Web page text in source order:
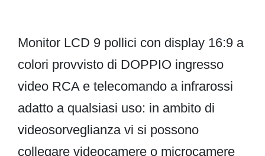
Monitor LCD 9 pollici con display 16:9 a
colori provvisto di DOPPIO ingresso
video RCA e telecomando a infrarossi
adatto a qualsiasi uso: in ambito di
videosorveglianza vi si possono
collegare videocamere o microcamere